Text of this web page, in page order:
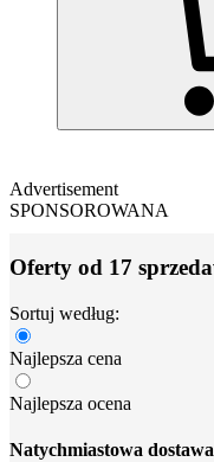
Advertisement
SPONSOROWANA
Oferty od 17
Sortuj według:
Najlepsza cena
Najlepsza ocena
Natychmiastowa dostawa